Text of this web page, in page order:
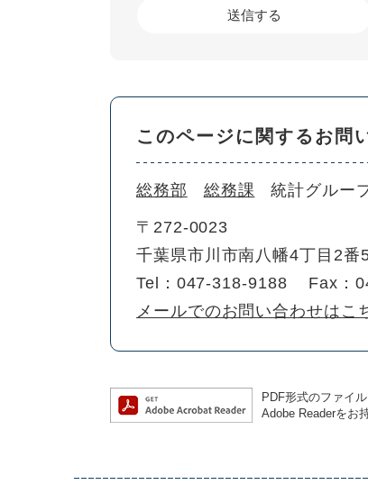
このページに関するお問
総務部 総務課 統計グルー
〒272-0023
千葉県市川市南八幡4丁目2番
Tel：047-318-9188
Fax：
メールでのお問い合わせはこ
PDF形式のファイ
Adobe Readerをお